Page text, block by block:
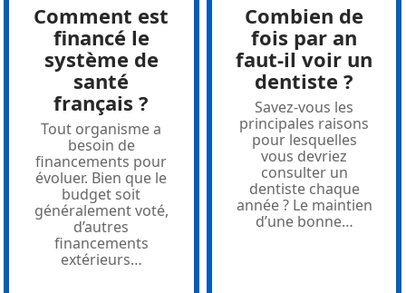
Comment est
financé le
système de
santé
français ?
Tout organisme a
besoin de
financements pour
évoluer. Bien que le
budget soit
généralement voté,
d’autres
financements
extérieurs…
Combien de
fois par an
faut-il voir un
dentiste ?
Savez-vous les
principales raisons
pour lesquelles
vous devriez
consulter un
dentiste chaque
année ? Le maintien
d’une bonne…